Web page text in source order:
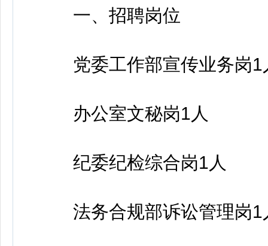
一、招聘岗位
党委工作部宣传业务岗1
办公室文秘岗1人
纪委纪检综合岗1人
法务合规部诉讼管理岗1